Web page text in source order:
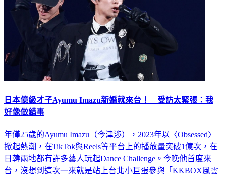
日本億級才子Ayumu Imazu新婚就來台！ 受訪太緊張：我
好像做錯事
年僅25歲的Ayumu Imazu（今津渉），2023年以〈Obsessed〉
掀起熱潮，在TikTok與Reels等平台上的播放量突破1億次，在
日韓兩地都有許多藝人玩起Dance Challenge。今晚他首度來
台，沒想到這次一來就是站上台北小巨蛋參與「KKBOX風雲